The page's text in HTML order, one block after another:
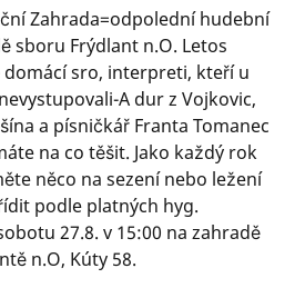
Zahrada=odpolední hudební
sboru Frýdlant n.O. Letos
sro, interpreti, kteří u
A dur z Vojkovic,
a písničkář Franta Tomanec
na co těšit. Jako každý rok
něco na sezení nebo ležení
podle platných hyg.
27.8. v 15:00 na zahradě
n.O, Kúty 58.